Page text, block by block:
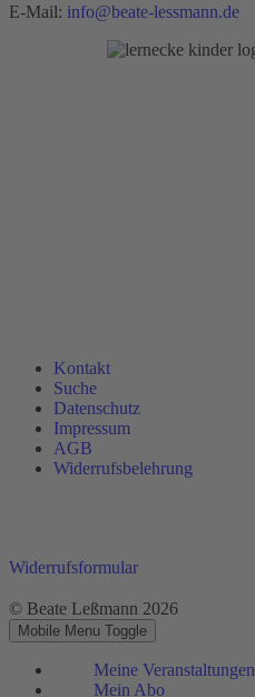
E-Mail: info@beate-lessmann.de
Kontakt
Suche
Datenschutz
Impressum
AGB
Widerrufsbelehrung
Widerrufsformular
© Beate Leßmann 2026
Mobile Menu Toggle
Meine Veranstaltungen
Mein Abo